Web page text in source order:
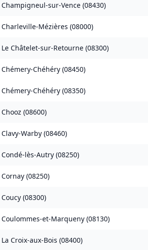
Champigneul-sur-Vence (08430)
Charleville-Mézières (08000)
Le Châtelet-sur-Retourne (08300)
Chémery-Chéhéry (08450)
Chémery-Chéhéry (08350)
Chooz (08600)
Clavy-Warby (08460)
Condé-lès-Autry (08250)
Cornay (08250)
Coucy (08300)
Coulommes-et-Marqueny (08130)
La Croix-aux-Bois (08400)